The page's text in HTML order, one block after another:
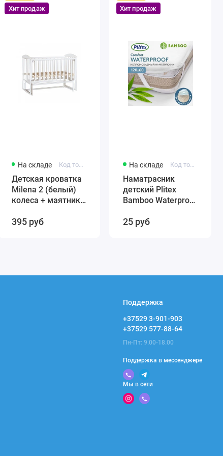
Хит продаж
На складе Код товара: 431384246-12321
Детская кроватка
Milena 2 (белый)
колеса + маятник
быстросъемная
395 руб
Хит продаж
На складе Код товара: 4811599005859
Наматрасник
детский Plitex
Bamboo Waterproof
арт. НН-02.1
25 руб
Поддержка
+37529 3-901-903
+37529 577-88-64
Пн-Пт: 9.00-18.00
Поддержка в мессенджере
Мы в сети